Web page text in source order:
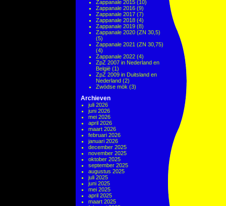
Zappanale 2015 (10)
Zappanale 2016 (9)
Zappanale 2017 (7)
Zappanale 2018 (4)
Zappanale 2019 (8)
Zappanale 2020 (ZN 30,5)
(5)
Zappanale 2021 (ZN 30,75)
(4)
Zappanale 2022 (4)
ZpZ 2007 in Nederland en
België (1)
ZpZ 2009 in Duitsland en
Nederland (2)
Zwödse mök (3)
Archieven
juli 2026
juni 2026
mei 2026
april 2026
maart 2026
februari 2026
januari 2026
december 2025
november 2025
oktober 2025
september 2025
augustus 2025
juli 2025
juni 2025
mei 2025
april 2025
maart 2025